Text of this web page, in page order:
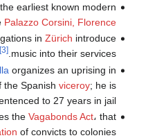
earliest known modern
Palazzo Corsini, Florence
in Zürich introduce
music into their services.
[3]
organizes an uprising in
the Spanish viceroy; he is
to 27 years in jail.
the Vagabonds Act، that
of convicts to colonies.